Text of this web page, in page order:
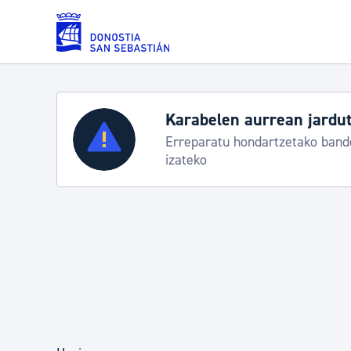
Eduki nagusira joan
Zerbitzuak
Errolda eta gai pertsonalak
Aste Nagusia 2026:
Abuztuak 8-15